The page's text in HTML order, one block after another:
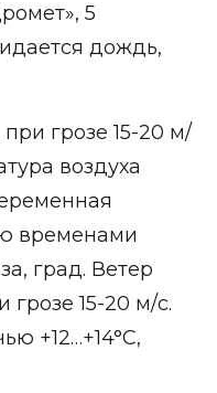
5
дождь,
грозе 15-20 м/
воздуха
временами
град. Ветер
15-20 м/с.
+12…+14°C,